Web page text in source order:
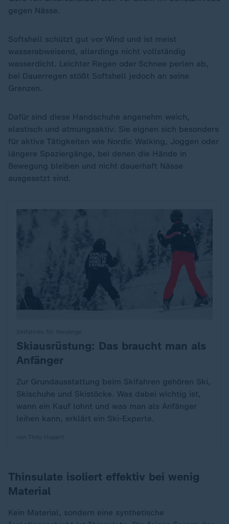
gegen Nässe.
Softshell schützt gut vor Wind und ist meist
wasserabweisend, allerdings nicht vollständig
wasserdicht. Leichter Regen oder Schnee perlen ab,
bei Dauerregen stößt Softshell jedoch an seine
Grenzen.
Dafür sind diese Handschuhe angenehm weich,
elastisch und atmungsaktiv. Sie eignen sich besonders
für aktive Tätigkeiten wie Nordic Walking, Joggen oder
längere Spaziergänge, bei denen die Hände in
Bewegung bleiben und nicht dauerhaft Nässe
ausgesetzt sind.
:Skiausrüstung: Das braucht man als
Anfänger
Zur Grundausstattung beim Skifahren gehören Ski,
Skischuhe und Skistöcke. Was dabei wichtig ist,
wann ein Kauf lohnt und was man als Anfänger
leihen kann, erklärt ein Ski-Experte.
Thinsulate isoliert effektiv bei wenig
Material
Kein Material, sondern eine synthetische